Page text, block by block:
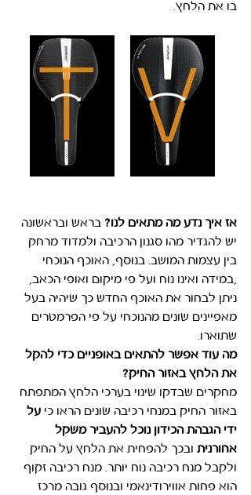
בו את הלחץ.
אז איך נדע מה מתאים לנו? בראש ובראשונה
יש להגדיר מהו סגנון הרכיבה ולמדוד מרחק
בין עצמות המושב. בנוסף, האוכף הנוכחי
,במידה ואינו נוח ועל פי מיקום ואופי הכאב,
ניתן לבחור את האוכף החדש כך שיהיה בעל
מאפיינים שונים מהנוכחי על פי הפרמטרים
שתוארו.
מה עוד אפשר להתאים באופניים כדי להקל
את הלחץ באזור החיק?
מחקרים שבדקו שינוי בערכי הלחץ המתפתח
באזור החיק במנחי רכיבה שונים הראו כי על
ידי הגבהת הכידון נוכל להעביר משקל
אחורנית ובכך להפחית את הלחץ על החיק
ולקבל מנח רכיבה נוח יותר. מנח רכיבה זקוף
הוא פחות אווירודינאמי ובנוסף גובה מרכז